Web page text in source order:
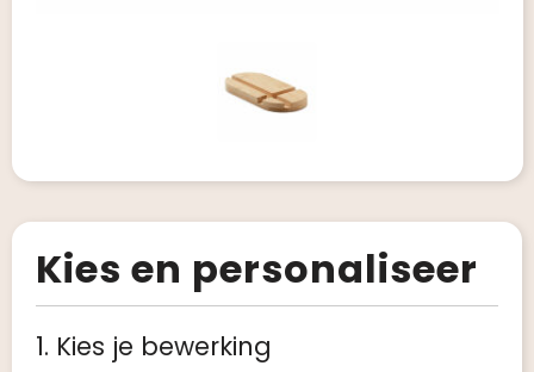
Kies en personaliseer
1. Kies je bewerking